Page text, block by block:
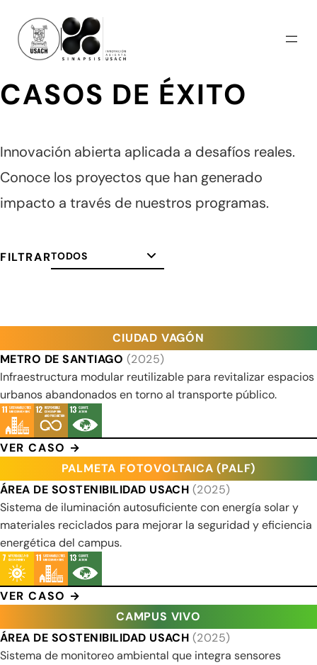
CASOS DE ÉXITO
Innovación abierta aplicada a desafíos reales.
Conoce los proyectos que han generado
impacto a través de nuestros programas.
FILTRAR
CIUDAD VAGÓN
METRO DE SANTIAGO (2025)
Infraestructura modular reutilizable para revitalizar espacios
urbanos abandonados en torno al transporte público.
VER CASO →
PALMETA FOTOVOLTAICA (PALF)
ÁREA DE SOSTENIBILIDAD USACH (2025)
Sistema de iluminación autosuficiente con energía solar y
materiales reciclados para mejorar la seguridad y eficiencia
energética del campus.
VER CASO →
CAMPUS VIVO
ÁREA DE SOSTENIBILIDAD USACH (2025)
Sistema de monitoreo ambiental que integra sensores